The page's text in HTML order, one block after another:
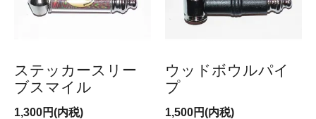
ステッカースリー
ブスマイル
1,300円(内税)
ウッドボウルパイ
プ
1,500円(内税)